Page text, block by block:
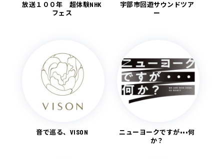
放送１００年 超体験NHK
フェス
宇部市回遊サウンドツア
ー
音で巡る、VISON
ニューヨークですが•••何
か？